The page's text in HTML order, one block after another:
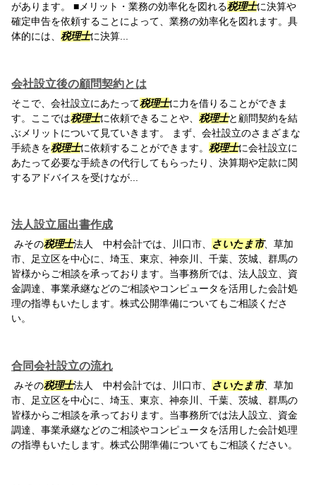
があります。 ■メリット・業務の効率化を図れる税理士に決算や
確定申告を依頼することによって、業務の効率化を図れます。具
体的には、 税理士に決算...
会社設立後の顧問契約とは
そこで、会社設立にあたって税理士に力を借りることができま
す。ここでは税理士に依頼できることや、 税理士と顧問契約を結
ぶメリットについて見ていきます。 まず、会社設立のさまざまな
手続きを税理士に依頼することができます。 税理士に会社設立に
あたって必要な手続きの代行してもらったり、決算期や定款に関
するアドバイスを受けなが...
法人設立届出書作成
みその税理士法人 中村会計では、川口市、 さいたま市、草加
市、足立区を中心に、埼玉、東京、神奈川、千葉、茨城、群馬の
皆様からご相談を承っております。当事務所では、法人設立、資
金調達、事業承継などのご相談やコンピュータを活用した会計処
理の指導もいたします。株式公開準備についてもご相談くださ
い。
合同会社設立の流れ
みその税理士法人 中村会計では、川口市、 さいたま市、草加
市、足立区を中心に、埼玉、東京、神奈川、千葉、茨城、群馬の
皆様からご相談を承っております。当事務所では法人設立、資金
調達、事業承継などのご相談やコンピュータを活用した会計処理
の指導もいたします。株式公開準備についてもご相談ください。